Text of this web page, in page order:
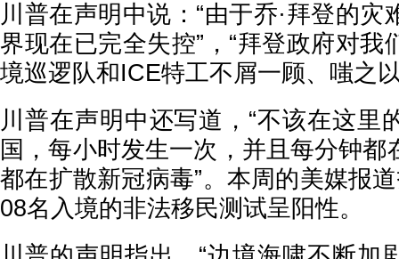
川普在声明中说：“由于乔·拜登的
界现在已完全失控”，“拜登政府对我
境巡逻队和ICE特工不屑一顾、嗤之
川普在声明中还写道，“不该在这里
国，每小时发生一次，并且每分钟都
都在扩散新冠病毒”。本周的美媒报
08名入境的非法移民测试呈阳性。